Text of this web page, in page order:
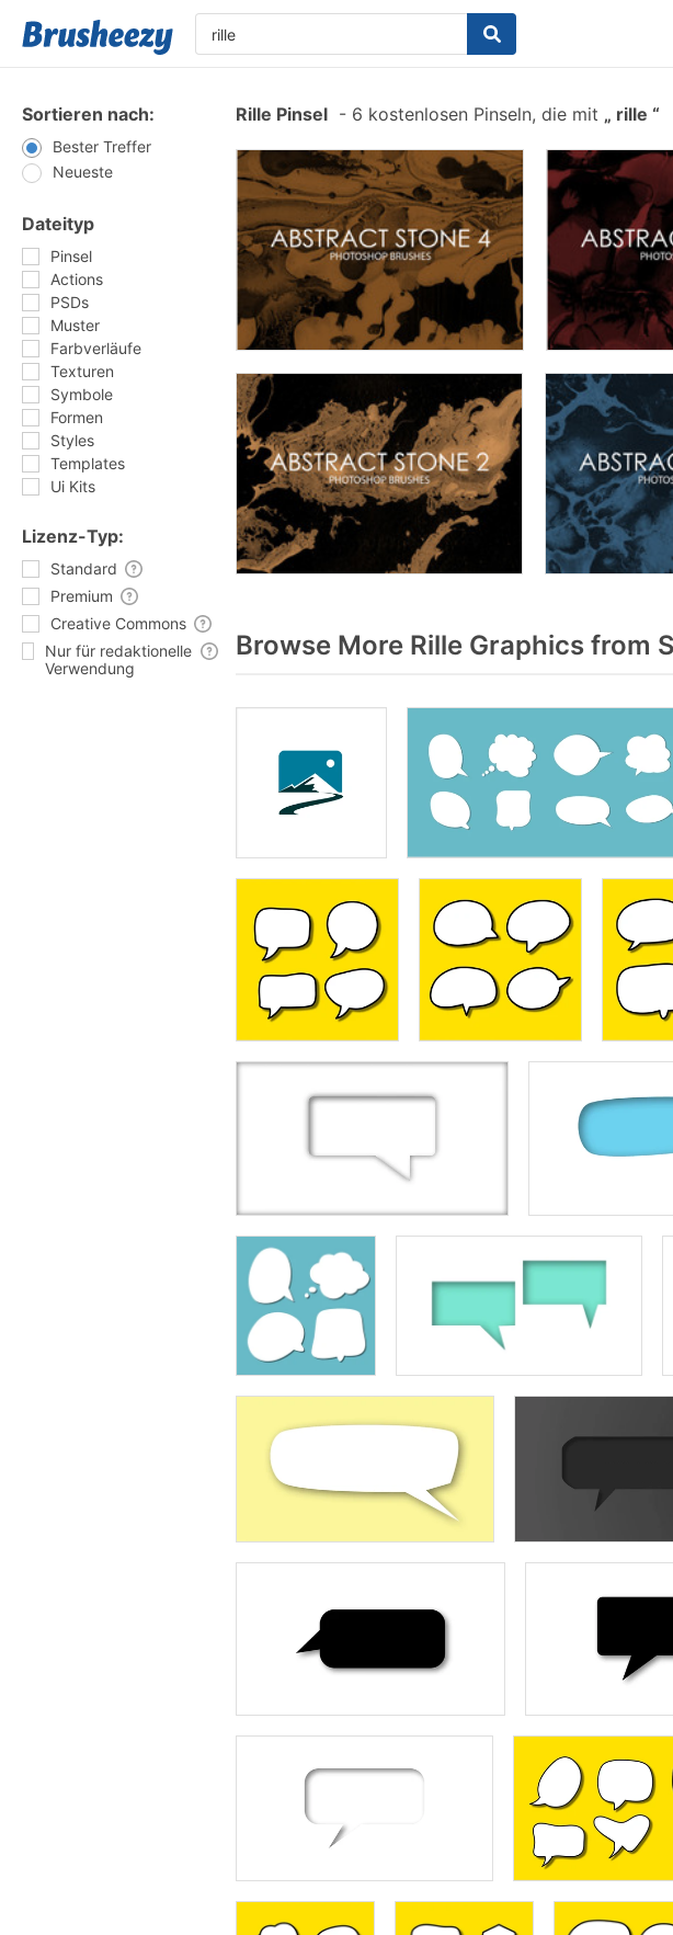
Sortieren nach:
Bester Treffer
Neueste
Dateityp
Pinsel
Actions
PSDs
Muster
Farbverläufe
Texturen
Symbole
Formen
Styles
Templates
Ui Kits
Lizenz-Typ:
Standard
Premium
Creative Commons
Nur für redaktionelle
Verwendung
Rille Pinsel - 6 kostenlosen Pinseln, die mit rille
Browse More Rille Graphics from